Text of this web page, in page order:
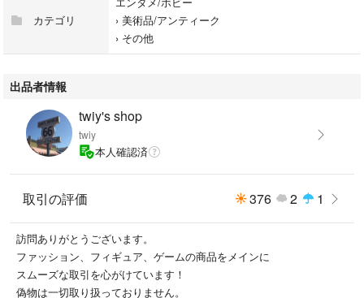
カテゴリ
› 美術品/アンティーク
› その他
出品者情報
twiy's shop
twiy
本人確認済
取引の評価 376 2 1
訪問ありがとうございます。
ファッション、フィギュア、ゲームの商品をメインに
スムーズな取引を心がけています！
偽物は一切取り扱っておりません。